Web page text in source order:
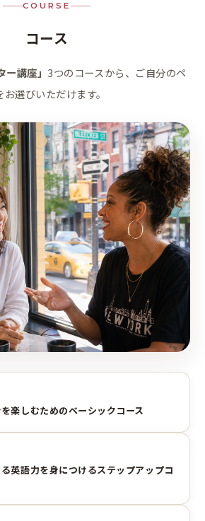
COURSE
コース
ー講座」3つのコースから、ご自分のペ
選びいただけます。
楽しむためのベーシックコース
英語力を身につけるステップアップコ